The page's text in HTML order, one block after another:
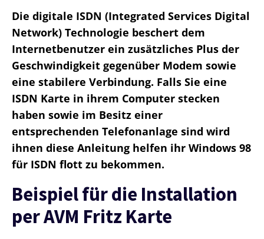
Die digitale ISDN (Integrated Services Digital
Network) Technologie beschert dem
Internetbenutzer ein zusätzliches Plus der
Geschwindigkeit gegenüber Modem sowie
eine stabilere Verbindung. Falls Sie eine
ISDN Karte in ihrem Computer stecken
haben sowie im Besitz einer
entsprechenden Telefonanlage sind wird
ihnen diese Anleitung helfen ihr Windows 98
für ISDN flott zu bekommen.
Beispiel für die Installation
per AVM Fritz Karte